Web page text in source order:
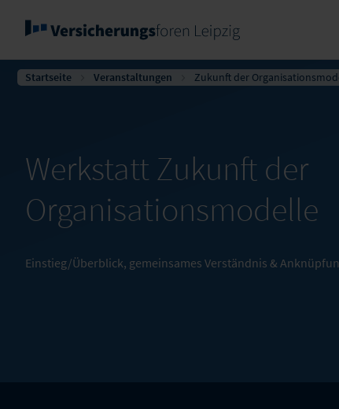
Startseite Veranstaltungen Zukunft der
Werkstatt Zukunft der
Organisationsmodelle
Einstieg/Überblick, gemeinsames Verständnis &